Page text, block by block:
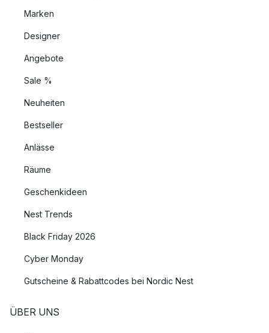
Marken
Designer
Angebote
Sale %
Neuheiten
Bestseller
Anlässe
Räume
Geschenkideen
Nest Trends
Black Friday 2026
Cyber Monday
Gutscheine & Rabattcodes bei Nordic Nest
ÜBER UNS